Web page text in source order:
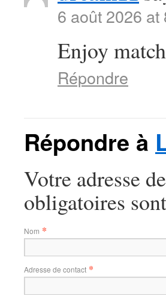
6 août 2026 at
Enjoy
Répondre
Répondre à
Votre adresse
obligatoires
Nom *
Adresse de contact *